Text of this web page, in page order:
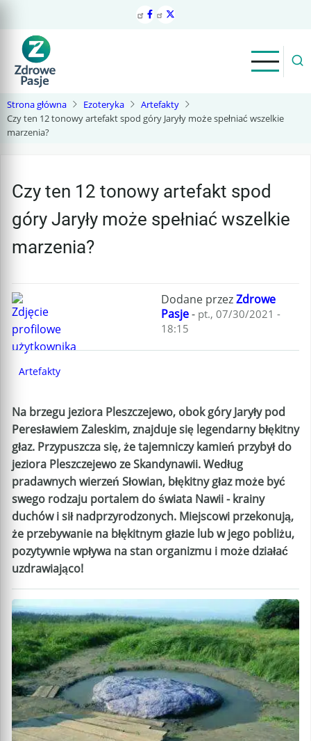
treści
Strona główna Ezoteryka
Artefakty
Czy ten 12 tonowy artefakt spod góry Jaryły może spełniać wszelkie
marzenia?
Czy ten 12 tonowy artefakt spod
góry Jaryły może spełniać wszelkie
marzenia?
Dodane przezZdrowe
Pasje- pt., 07/30/2021 -
18:15
Artefakty
Na brzegu jeziora Pleszczejewo, obok góry Jaryły pod
Peresławiem Zaleskim, znajduje się legendarny błękitny
głaz. Przypuszcza się, że tajemniczy kamień przybył do
jeziora Pleszczejewo ze Skandynawii. Według
pradawnych wierzeń Słowian, błękitny głaz może być
swego rodzaju portalem do świata Nawii - krainy
duchów i sił nadprzyrodzonych. Miejscowi przekonują,
że przebywanie na błękitnym głazie lub w jego pobliżu,
pozytywnie wpływa na stan organizmu i może działać
uzdrawiająco!